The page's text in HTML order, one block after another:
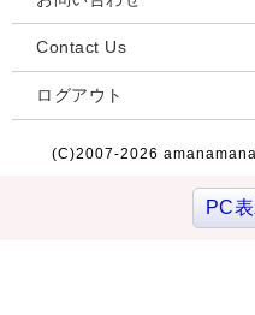
Contact Us
ログアウト
(C)2007-2026
PC